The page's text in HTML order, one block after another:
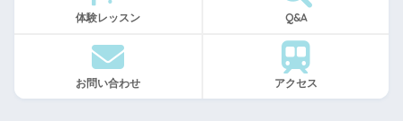
体験レッスン Q&A
お問い合わせ アクセス